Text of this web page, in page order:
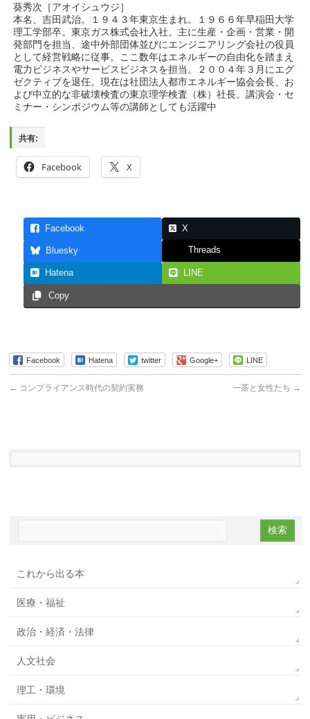
葵秀次［アオイシュウジ］
本名、吉田武治。１９４３年東京生まれ。１９６６年早稲田大学
理工学部卒。東京ガス株式会社入社。主に生産・企画・営業・開
発部門を担当、途中外部団体並びにエンジニアリング会社の役員
として経営戦略に従事。ここ数年はエネルギーの自由化を踏まえ
電力ビジネスやサービスビジネスを担当。２００４年３月にエグ
ゼクティブを退任。現在は社団法人都市エネルギー協会会長、お
よび中立的な非破壊検査の東京理学検査（株）社長。講演会・セ
ミナー・シンポジウム等の講師としても活躍中
共有:
Facebook X
Facebook X
Bluesky Threads
Hatena LINE
Copy
Facebook Hatena twitter Google+ LINE
← コンプライアンス時代の契約実務 一茶と女性たち →
これから出る本
医療・福祉
政治・経済・法律
人文社会
理工・環境